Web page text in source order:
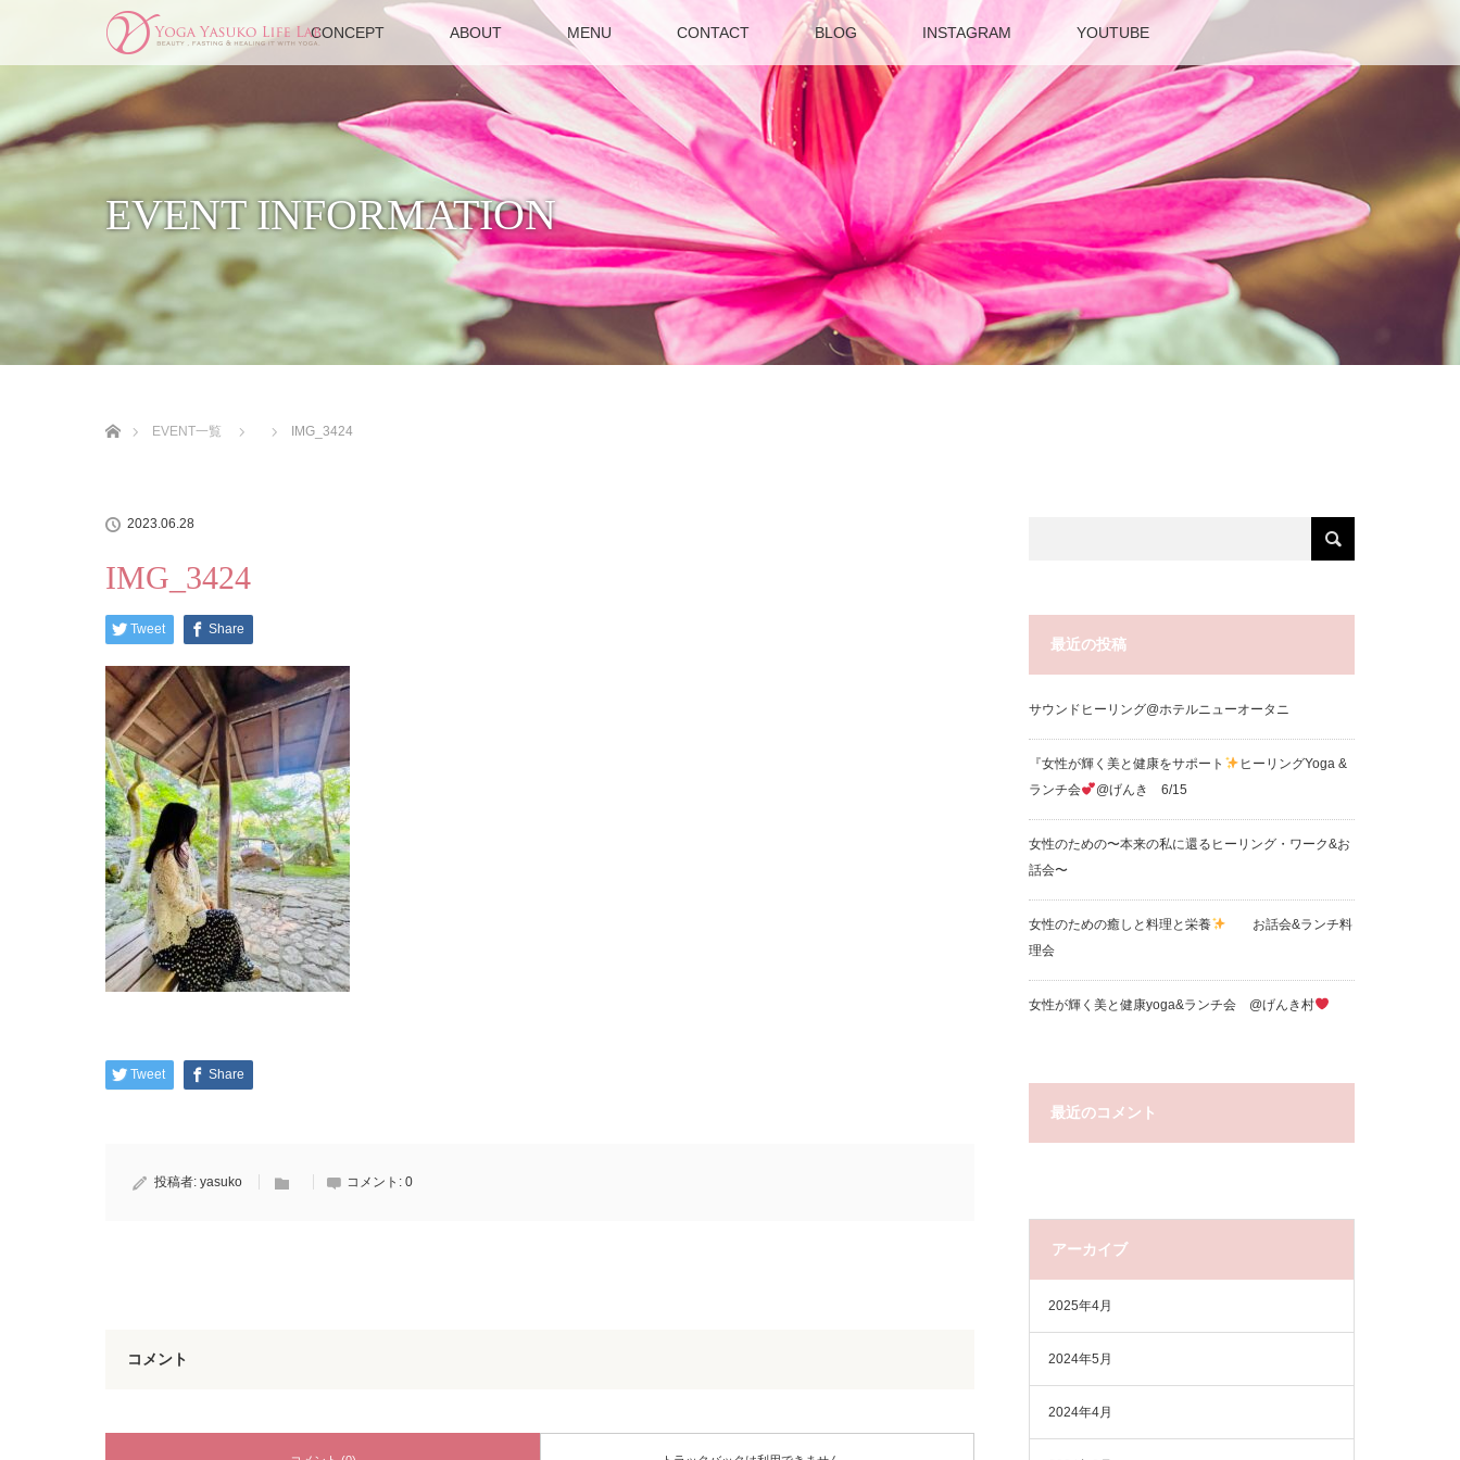
CONCEPT ABOUT MENU CONTACT BLOG INSTAGRAM YOUTUBE
EVENT INFORMATION
EVENT一覧
IMG_3424
2023.06.28
IMG_3424
Tweet Share
Tweet Share
投稿者: yasuko コメント: 0
コメント
最近の投稿
サウンドヒーリング@ホテルニューオータニ
『女性が輝く美と健康をサポート
ヒーリングYoga &
ランチ会
@げんき 6/15
女性のための〜本来の私に還るヒーリング・ワーク&お
話会〜
女性のための癒しと料理と栄養
お話会&ランチ料
理会
女性が輝く美と健康yoga&ランチ会 @げんき村
最近のコメント
アーカイブ
2025年4月
2024年5月
2024年4月